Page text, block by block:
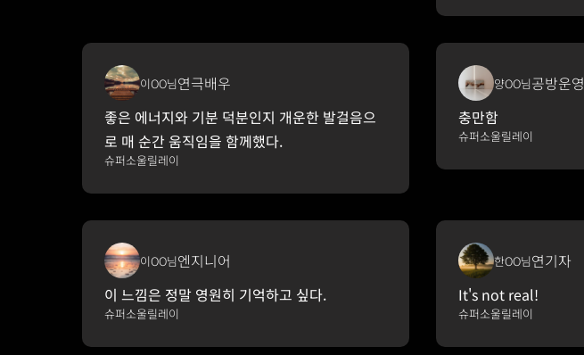
이OO님연극배우
좋은 에너지와 기분 덕분인지 개운한 발걸음으
로 매 순간 움직임을 함께했다.
슈퍼소울릴레이
양OO님공방운영
충만함
슈퍼소울릴레이
이OO님엔지니어
이 느낌은 정말 영원히 기억하고 싶다.
슈퍼소울릴레이
한OO님연기자
It's not real!
슈퍼소울릴레이